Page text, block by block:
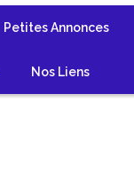
Petites Annonces
Nos Liens